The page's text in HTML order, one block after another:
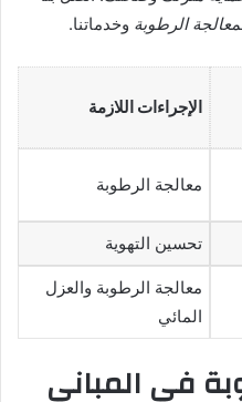
الرطوبة وخدماتنا.
الإجراءات اللازمة
معالجة الرطوبة
تحسين التهوية
معالجة الرطوبة والعزل
المائي
في المباني